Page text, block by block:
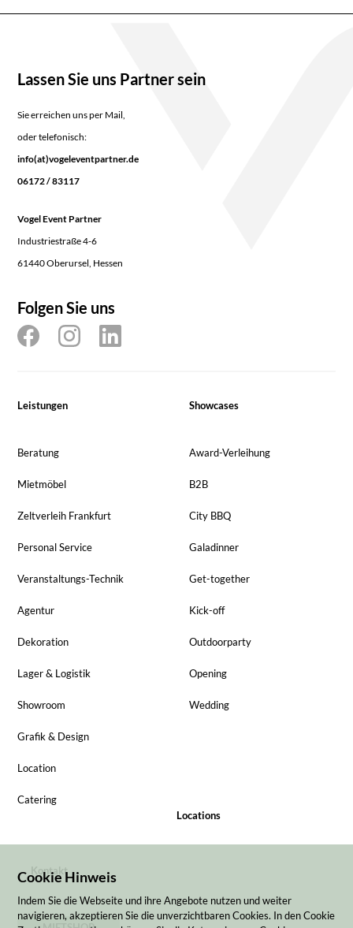
Lassen Sie uns Partner sein
Sie erreichen uns per Mail,
oder telefonisch:
info(at)vogeleventpartner.de
06172 / 83117
Vogel Event Partner
Industriestraße 4-6
61440 Oberursel, Hessen
Folgen Sie uns
Leistungen
Beratung
Mietmöbel
Zeltverleih Frankfurt
Personal Service
Veranstaltungs-Technik
Agentur
Dekoration
Lager & Logistik
Showroom
Grafik & Design
Location
Catering
Showcases
Award-Verleihung
B2B
City BBQ
Galadinner
Get-together
Kick-off
Outdoorparty
Opening
Wedding
Locations
Kontakt
Cookie Hinweis
Indem Sie die Webseite und ihre Angebote nutzen und weiter
navigieren, akzeptieren Sie die unverzichtbaren Cookies. In den Cookie